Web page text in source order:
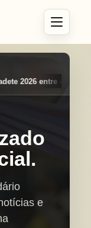
Mato
e